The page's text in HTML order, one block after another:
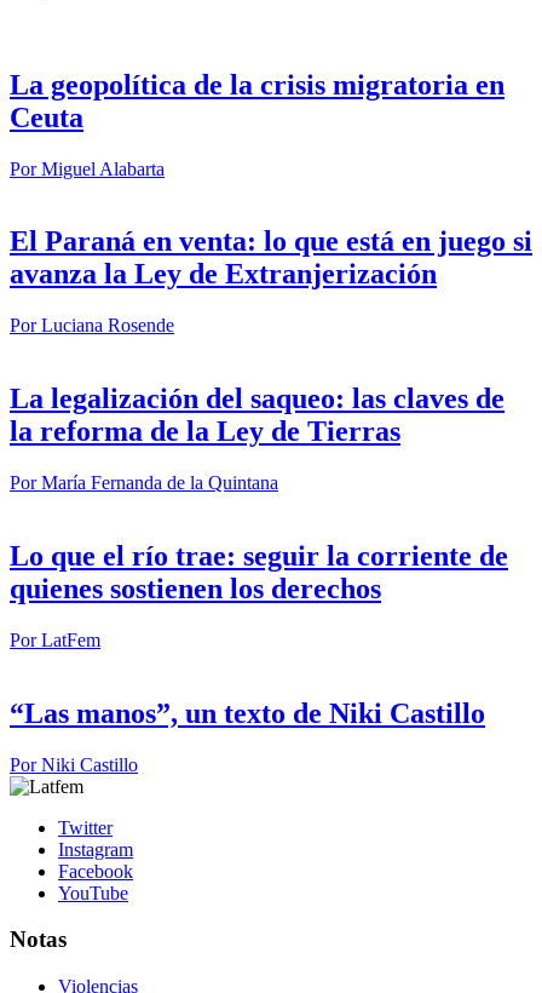
La geopolítica de la crisis migratoria en
Ceuta
PorMiguel Alabarta
El Paraná en venta: lo que está en juego si
avanza la Ley de Extranjerización
PorLuciana Rosende
La legalización del saqueo: las claves de
la reforma de la Ley de Tierras
PorMaría Fernanda de la Quintana
Lo que el río trae: seguir la corriente de
quienes sostienen los derechos
PorLatFem
“Las manos”, un texto de Niki Castillo
PorNiki Castillo
Twitter
Instagram
Facebook
YouTube
Notas
Violencias